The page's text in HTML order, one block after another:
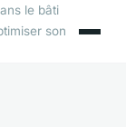
le bâti
son